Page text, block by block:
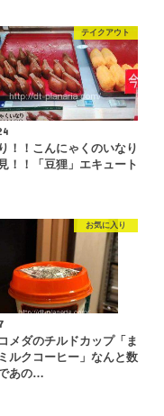
テイクアウト
！！こんにゃくのいなり
！！「豆狸」エキュート
お気に入り
メダのチルドカップ「ま
ルクコーヒー」なんと数
あの…